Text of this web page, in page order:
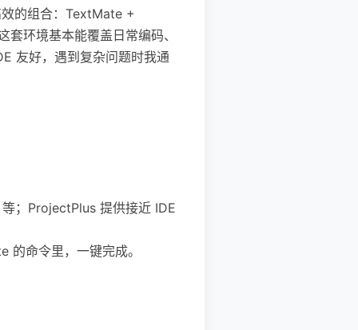
的组合：TextMate +
环境基本能覆盖日常编码、
友好，遇到复杂问题时我通
；ProjectPlus 提供接近 IDE
命令里，一键完成。